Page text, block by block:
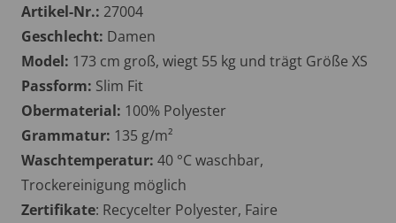
Artikel-Nr.: 27004
Geschlecht: Damen
Model: 173 cm groß, wiegt 55 kg und trägt Größe XS
Passform: Slim Fit
Obermaterial: 100% Polyester
Grammatur: 135 g/m²
Waschtemperatur: 40 °C waschbar,
Trockereinigung möglich
Zertifikate: Recycelter Polyester, Faire